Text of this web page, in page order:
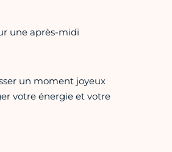
une après-midi
un moment joyeux
votre énergie et votre